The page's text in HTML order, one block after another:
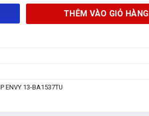
THÊM VÀO GIỎ HÀNG
ENVY 13-BA1537TU